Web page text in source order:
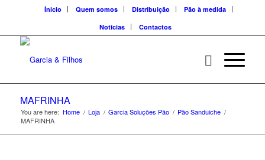
Ínicio Quem somos Distribuição
Pão à medida
Notícias
Contactos
MAFRINHA
You are here: Home / Loja / Garcia Soluções Pão / Pão Sanduiche /
MAFRINHA